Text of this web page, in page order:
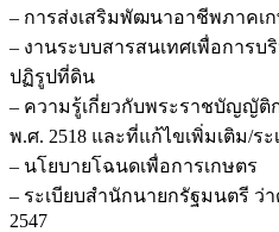
– การส่งเสริมพัฒนาอาชีพภาคเ
– งานระบบสารสนเทศเพื่อการบ
ปฏิรูปที่ดิน
– ความรู้เกี่ยวกับพระราชบัญญัติ
พ.ศ. 2518 และที่แก้ไขเพิ่มเติม/ร
– นโยบายโฉนดเพื่อการเกษตร
– ระเบียบสำนักนายกรัฐมนตรี ว่
2547